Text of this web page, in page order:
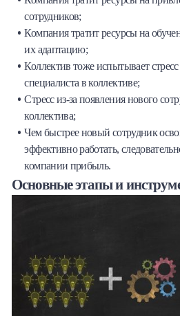
сотрудников;
Компания тратит ресурсы на
их адаптацию;
Коллектив тоже испытывает стресс
специалиста в коллективе;
Стресс из-за появления нового
коллектива;
Чем быстрее новый сотрудник
эффективно работать,
компании прибыль.
Основные этапы и